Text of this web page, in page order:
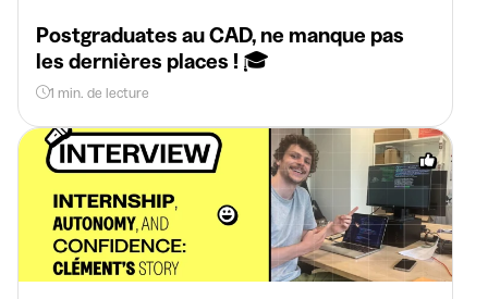
Postgraduates au CAD, ne manque pas
les dernières places ! 🎓
1 min. de lecture